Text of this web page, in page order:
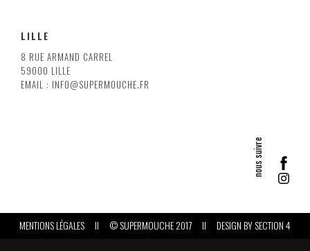
LILLE
8 RUE ARMAND CARREL
59000 LILLE
EMAIL : INFO@SUPERMOUCHE.FR
MENTIONS LÉGALES II © SUPERMOUCHE 2017 II DESIGN BYSECTION 4